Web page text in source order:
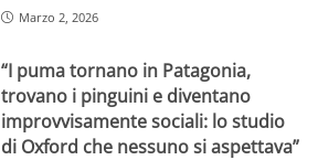
Marzo 2, 2026
“I puma tornano in Patagonia,
trovano i pinguini e diventano
improvvisamente sociali: lo studio
di Oxford che nessuno si aspettava”